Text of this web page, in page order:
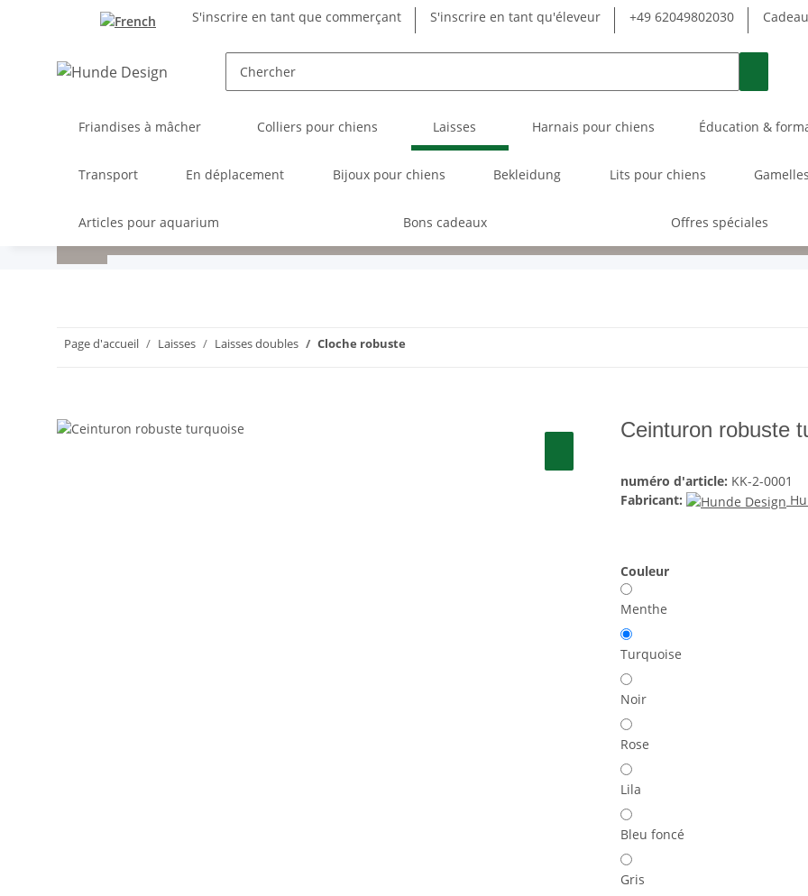
S'inscrire en tant que commerçant S'inscrire en tant qu'éleveur +49 62049802030
Friandises à mâcher Colliers pour chiens Laisses Harnais pour chiens Éducation &
Transport En déplacement Bijoux pour chiens Bekleidung Lits pour chiens
Articles pour aquarium Bons cadeaux Offres spéciales
Page d'accueil Laisses Laisses doubles Cloche robuste
Ceinturon robuste
numéro d'article: KK-2-0001
Fabricant:
Couleur
Menthe
Turquoise
Noir
Rose
Lila
Bleu foncé
Gris